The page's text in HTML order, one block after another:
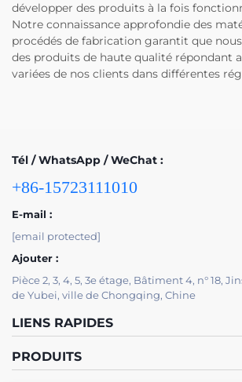
développer des produits à la fois
Notre connaissance approfondie des
procédés de fabrication garantit que
des produits de haute qualité répondant
variées de nos clients dans différentes
Tél / WhatsApp / WeChat :
+86-15723111010
E-mail :
[email protected]
Ajouter :
Pièce 2, 3, 4, 5, 3e étage, Bâtiment 4, n° 18,
de Yubei, ville de Chongqing, Chine
LIENS RAPIDES
PRODUITS